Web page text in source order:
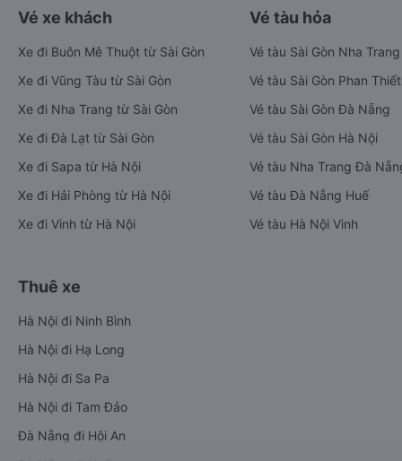
Vé xe khách
Xe đi Buôn Mê Thuột từ Sài Gòn
Xe đi Vũng Tàu từ Sài Gòn
Xe đi Nha Trang từ Sài Gòn
Xe đi Đà Lạt từ Sài Gòn
Xe đi Sapa từ Hà Nội
Xe đi Hải Phòng từ Hà Nội
Xe đi Vinh từ Hà Nội
Vé tàu hỏa
Vé tàu Sài Gòn Nha Trang
Vé tàu Sài Gòn Phan Thiết
Vé tàu Sài Gòn Đà Nẵng
Vé tàu Sài Gòn Hà Nội
Vé tàu Nha Trang Đà
Vé tàu Đà Nẵng Huế
Vé tàu Hà Nội Vinh
Thuê xe
Hà Nội đi Ninh Bình
Hà Nội đi Hạ Long
Hà Nội đi Sa Pa
Hà Nội đi Tam Đảo
Đà Nẵng đi Hội An